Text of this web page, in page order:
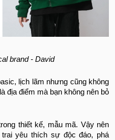
brand - David
lịch lãm nhưng cũng không
địa điểm mà bạn không nên bỏ
thiết kế, mẫu mã. Vậy nên
yêu thích sự độc đáo, phá